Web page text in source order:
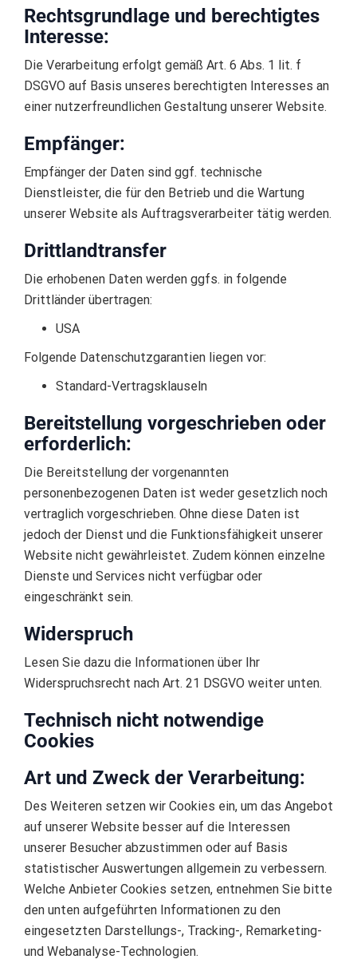
Rechtsgrundlage und berechtigtes
Interesse:
Die Verarbeitung erfolgt gemäß Art. 6 Abs. 1 lit. f
DSGVO auf Basis unseres berechtigten Interesses an
einer nutzerfreundlichen Gestaltung unserer Website.
Empfänger:
Empfänger der Daten sind ggf. technische
Dienstleister, die für den Betrieb und die Wartung
unserer Website als Auftragsverarbeiter tätig werden.
Drittlandtransfer
Die erhobenen Daten werden ggfs. in folgende
Drittländer übertragen:
USA
Folgende Datenschutzgarantien liegen vor:
Standard-Vertragsklauseln
Bereitstellung vorgeschrieben oder
erforderlich:
Die Bereitstellung der vorgenannten
personenbezogenen Daten ist weder gesetzlich noch
vertraglich vorgeschrieben. Ohne diese Daten ist
jedoch der Dienst und die Funktionsfähigkeit unserer
Website nicht gewährleistet. Zudem können einzelne
Dienste und Services nicht verfügbar oder
eingeschränkt sein.
Widerspruch
Lesen Sie dazu die Informationen über Ihr
Widerspruchsrecht nach Art. 21 DSGVO weiter unten.
Technisch nicht notwendige
Cookies
Art und Zweck der Verarbeitung:
Des Weiteren setzen wir Cookies ein, um das Angebot
auf unserer Website besser auf die Interessen
unserer Besucher abzustimmen oder auf Basis
statistischer Auswertungen allgemein zu verbessern.
Welche Anbieter Cookies setzen, entnehmen Sie bitte
den unten aufgeführten Informationen zu den
eingesetzten Darstellungs-, Tracking-, Remarketing-
und Webanalyse-Technologien.